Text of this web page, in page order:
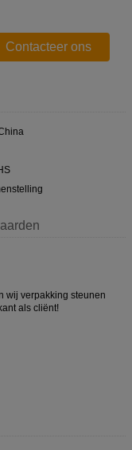
Contacteer ons
wij verpakking steunen
als cliënt!